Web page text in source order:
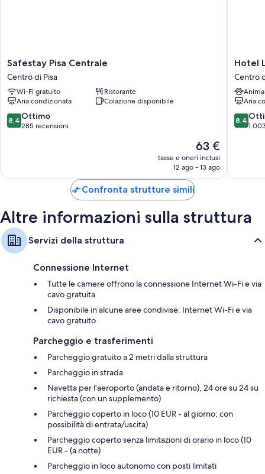
Bagni con docce e bidet
TV LCD con canali digitali
Frigoriferi, microonde (su richiesta) e culle/letti per bambini
Safestay
Pisa
Centrale
Centro
di
Pisa
Safestay Pisa Centrale
Centro di Pisa
Wi-Fi gratuito
Ristorante
Aria condizionata
Colazione disponibile
8.4
su
8,4 Ottimo
285 recensioni
Il
prezzo
attuale
63 €
tasse e oneri inclusi
12 ago - 13 ago
Hotel
La
Pace
Centro
di
Pisa
Hotel
Centro
Aria
8.4
su
8,4
Confronta strutture simili
Altre informazioni sulla struttura
Servizi della struttura
Connessione Internet
Tutte le camere offrono la connessione Internet Wi-Fi e via
cavo gratuita
Disponibile in alcune aree condivise: Internet Wi-Fi e via
cavo gratuito
Parcheggio e trasferimenti
Parcheggio gratuito a 2 metri dalla struttura
Parcheggio in strada
Navetta per l'aeroporto (andata e ritorno), 24 ore su 24 su
richiesta (con un supplemento)
Parcheggio coperto in loco (10 EUR - al giorno; con
possibilità di entrata/uscita)
Parcheggio coperto senza limitazioni di orario in loco (10
EUR - (a notte)
Parcheggio in loco autonomo con posti limitati